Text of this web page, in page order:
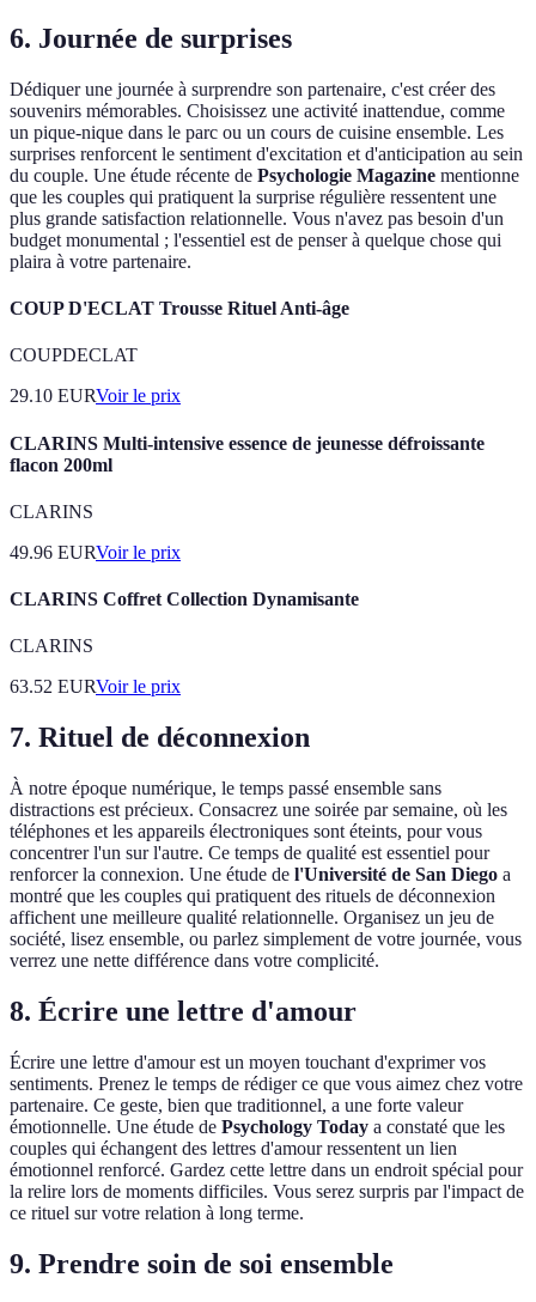
6. Journée de surprises
Dédiquer une journée à surprendre son partenaire, c'est créer des
souvenirs mémorables. Choisissez une activité inattendue, comme
un pique-nique dans le parc ou un cours de cuisine ensemble. Les
surprises renforcent le sentiment d'excitation et d'anticipation au sein
du couple. Une étude récente de Psychologie Magazine mentionne
que les couples qui pratiquent la surprise régulière ressentent une
plus grande satisfaction relationnelle. Vous n'avez pas besoin d'un
budget monumental ; l'essentiel est de penser à quelque chose qui
plaira à votre partenaire.
COUP D'ECLAT Trousse Rituel Anti-âge
COUPDECLAT
29.10 EURVoir le prix
CLARINS Multi-intensive essence de jeunesse défroissante
flacon 200ml
CLARINS
49.96 EURVoir le prix
CLARINS Coffret Collection Dynamisante
CLARINS
63.52 EURVoir le prix
7. Rituel de déconnexion
À notre époque numérique, le temps passé ensemble sans
distractions est précieux. Consacrez une soirée par semaine, où les
téléphones et les appareils électroniques sont éteints, pour vous
concentrer l'un sur l'autre. Ce temps de qualité est essentiel pour
renforcer la connexion. Une étude de l'Université de San Diego a
montré que les couples qui pratiquent des rituels de déconnexion
affichent une meilleure qualité relationnelle. Organisez un jeu de
société, lisez ensemble, ou parlez simplement de votre journée, vous
verrez une nette différence dans votre complicité.
8. Écrire une lettre d'amour
Écrire une lettre d'amour est un moyen touchant d'exprimer vos
sentiments. Prenez le temps de rédiger ce que vous aimez chez votre
partenaire. Ce geste, bien que traditionnel, a une forte valeur
émotionnelle. Une étude de Psychology Today a constaté que les
couples qui échangent des lettres d'amour ressentent un lien
émotionnel renforcé. Gardez cette lettre dans un endroit spécial pour
la relire lors de moments difficiles. Vous serez surpris par l'impact de
ce rituel sur votre relation à long terme.
9. Prendre soin de soi ensemble